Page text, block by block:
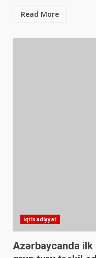
Read More
İqtisadiyyat
Azərbaycanda ilk